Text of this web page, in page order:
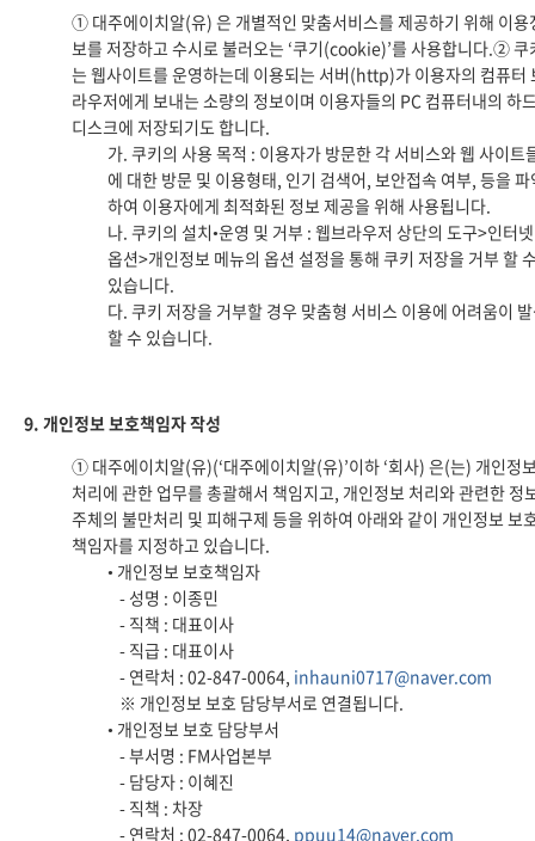
① 대주에이치알(유) 은 개별적인 맞춤서비스를 제공하기 위해 이용
보를 저장하고 수시로 불러오는 ‘쿠기(cookie)’를 사용합니다.② 쿠
는 웹사이트를 운영하는데 이용되는 서버(http)가 이용자의 컴퓨터
라우저에게 보내는 소량의 정보이며 이용자들의 PC 컴퓨터내의 하
디스크에 저장되기도 합니다.
가. 쿠키의 사용 목적 : 이용자가 방문한 각 서비스와 웹 사이트
에 대한 방문 및 이용형태, 인기 검색어, 보안접속 여부, 등을 파
하여 이용자에게 최적화된 정보 제공을 위해 사용됩니다.
나. 쿠키의 설치•운영 및 거부 : 웹브라우저 상단의 도구>인터넷
옵션>개인정보 메뉴의 옵션 설정을 통해 쿠키 저장을 거부 할
있습니다.
다. 쿠키 저장을 거부할 경우 맞춤형 서비스 이용에 어려움이
할 수 있습니다.
9. 개인정보 보호책임자 작성
① 대주에이치알(유)(‘대주에이치알(유)’이하 ‘회사) 은(는) 개인정
처리에 관한 업무를 총괄해서 책임지고, 개인정보 처리와 관련한 정
주체의 불만처리 및 피해구제 등을 위하여 아래와 같이 개인정보 보
책임자를 지정하고 있습니다.
• 개인정보 보호책임자
- 성명 : 이종민
- 직책 : 대표이사
- 직급 : 대표이사
- 연락처 : 02-847-0064, inhauni0717@naver.com
※ 개인정보 보호 담당부서로 연결됩니다.
• 개인정보 보호 담당부서
- 부서명 : FM사업본부
- 담당자 : 이혜진
- 직책 : 차장
- 연락처 : 02-847-0064, ppuu14@naver.com